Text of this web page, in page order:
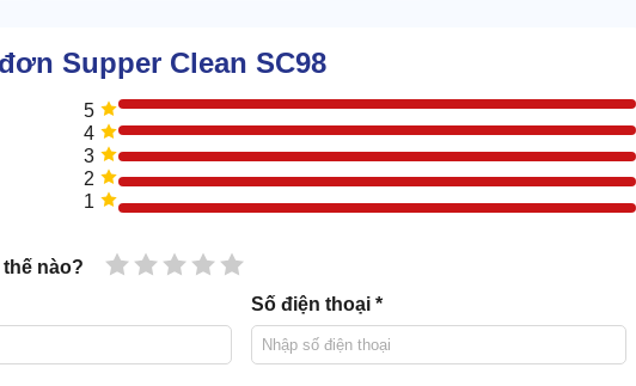
Supper Clean SC98
5
4
3
2
1
nào? 5 sao
4 sao
3 sao
2 sao
1 sao
Số điện thoại *